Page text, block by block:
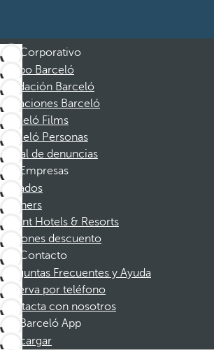
Corporativo
Grupo Barceló
Fundación Barceló
Vacaciones Barceló
Barceló Films
Barceló Personas
Canal de denuncias
Empresas
Afiliados
Partners
Dorint Hotels & Resorts
Cupones descuento
Contacto
Preguntas Frecuentes y Ayuda
Reserva por teléfono
Contacta con nosotros
Barceló App
Descargar